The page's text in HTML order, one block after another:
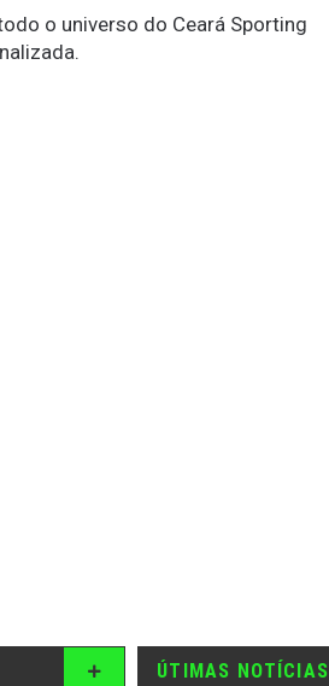
o universo do Ceará Sporting
ÚTIMAS NOTÍCIAS